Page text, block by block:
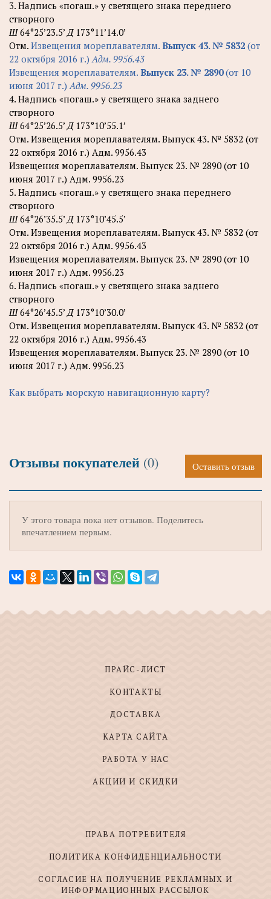
3. Надпись «погаш.» у светящего знака переднего
створного
Ш64°25’23.5’Д173°11’14.0’
Отм. Извещения мореплавателям. Выпуск 43. № 5832 (от
22 октября 2016 г.)Адм. 9956.43
Извещения мореплавателям. Выпуск 23. № 2890(от 10
июня 2017 г.)Адм. 9956.23
4. Надпись «погаш.» у светящего знака заднего
створного
Ш64°25’26.5’Д173°10’55.1’
Отм. Извещения мореплавателям. Выпуск 43. № 5832 (от
22 октября 2016 г.) Адм. 9956.43
Извещения мореплавателям. Выпуск 23. № 2890 (от 10
июня 2017 г.) Адм. 9956.23
5. Надпись «погаш.» у светящего знака переднего
створного
Ш64°26’35.5’Д173°10’45.5’
Отм. Извещения мореплавателям. Выпуск 43. № 5832 (от
22 октября 2016 г.) Адм. 9956.43
Извещения мореплавателям. Выпуск 23. № 2890 (от 10
июня 2017 г.) Адм. 9956.23
6. Надпись «погаш.» у светящего знака заднего
створного
Ш64°26’45.5’Д173°10’30.0’
Отм. Извещения мореплавателям. Выпуск 43. № 5832 (от
22 октября 2016 г.) Адм. 9956.43
Извещения мореплавателям. Выпуск 23. № 2890 (от 10
июня 2017 г.) Адм. 9956.23
Как выбрать морскую навигационную карту?
Отзывы покупателей (0) Оставить отзыв
У этого товара пока нет отзывов. Поделитесь
впечатлением первым.
ПРАЙС-ЛИСТ
КОНТАКТЫ
ДОСТАВКА
КАРТА САЙТА
РАБОТА У НАС
АКЦИИ И СКИДКИ
ПРАВА ПОТРЕБИТЕЛЯ
ПОЛИТИКА КОНФИДЕНЦИАЛЬНОСТИ
СОГЛАСИЕ НА ПОЛУЧЕНИЕ РЕКЛАМНЫХ И
ИНФОРМАЦИОННЫХ РАССЫЛОК